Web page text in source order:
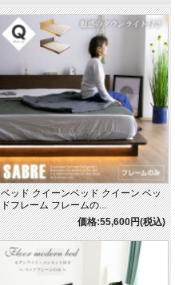
ベッド クイーンベッド クイーン ベッ
ドフレーム フレームの...
価格:55,600円(税込)